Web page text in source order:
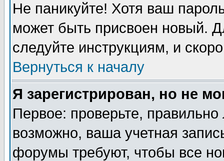
Не паникуйте! Хотя ваш
может быть присвоен новый.
следуйте инструкциям, и
Вернуться к началу
Я зарегистрирован, но не
Первое: проверьте,
возможно, ваша учетная
форумы требуют, чтобы все